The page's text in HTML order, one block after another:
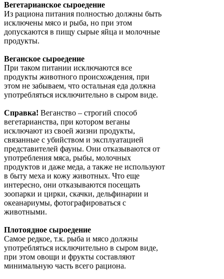
Вегетарианское сыроедение
Из рациона питания полностью должны быть
исключены мясо и рыба, но при этом
допускаются в пищу сырые яйца и молочные
продукты.
Веганское сыроедение
При таком питании исключаются все
продукты животного происхождения, при
этом не забываем, что остальная еда должна
употребляться исключительно в сыром виде.
Справка! Веганство – строгий способ
вегетарианства, при котором веганы
исключают из своей жизни продукты,
связанные с убийством и эксплуатацией
представителей фауны. Они отказываются от
употребления мяса, рыбы, молочных
продуктов и даже меда, а также не используют
в быту меха и кожу животных. Что еще
интересно, они отказываются посещать
зоопарки и цирки, скачки, дельфинарии и
океанариумы, фотографироваться с
животными.
Плотоядное сыроедение
Самое редкое, т.к. рыба и мясо должны
употребляться исключительно в сыром виде,
при этом овощи и фрукты составляют
минимальную часть всего рациона.